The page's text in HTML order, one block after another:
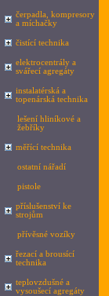
čerpadla, kompresory
a míchačky
čistící technika
elektrocentrály a
svářecí agregáty
instalatérská a
topenárská technika
lešení hliníkové a
žebříky
měřící technika
ostatní nářadí
pistole
příslušenství ke
strojům
přívěsné vozíky
řezací a brousící
technika
teplovzdušné a
vysoušecí agregáty